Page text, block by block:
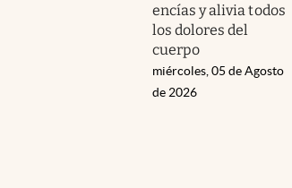
encías y alivia todos
los dolores del
cuerpo
miércoles, 05 de Agosto
de 2026